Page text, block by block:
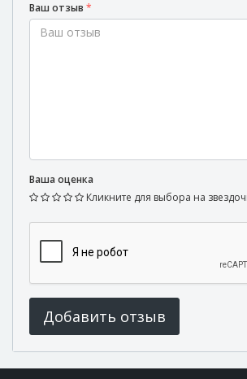
Воронин Е. В.
Терапевт
Ваш отзыв *
Ваша оценка
Кликните для выбора на
Добавить отзыв